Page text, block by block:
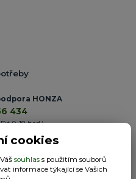
HONZA
434
9-18 hod.)
cookies
souhlass použitím souborů
informace týkající se Vašich